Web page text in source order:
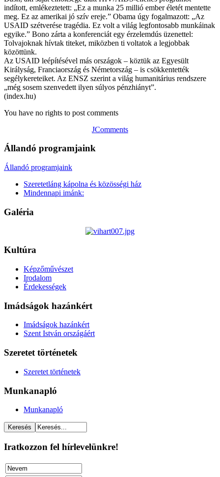
indított, emlékeztetett: „Ez a munka 25 millió ember életét mentette
meg. Ez az amerikai jó szív ereje.” Obama úgy fogalmazott: „Az
USAID szétverése tragédia. Ez volt a világ legfontosabb munkáinak
egyike.” Bono zárta a konferenciát egy érzelemdús üzenettel:
Tolvajoknak hívtak titeket, miközben ti voltatok a legjobbak
közöttünk.
Az USAID leépítésével más országok – köztük az Egyesült
Királyság, Franciaország és Németország – is csökkentették
segélykereteiket. Az ENSZ szerint a világ humanitárius rendszere
„még sosem szenvedett ilyen súlyos pénzhiányt”.
(index.hu)
You have no rights to post comments
JComments
Állandó programjaink
Állandó programjaink
Szeretetláng kápolna és közösségi ház
Mindennapi imánk:
Galéria
Kultúra
Képzőművészet
Irodalom
Érdekességek
Imádságok hazánkért
Imádságok hazánkért
Szent István országáért
Szeretet történetek
Szeretet történetek
Munkanapló
Munkanapló
Iratkozzon fel hírlevelünkre!